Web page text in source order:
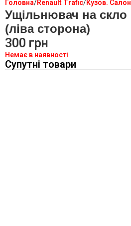
Головна Renault Trafic Кузов. Салон
Ущільнювач на скло
(ліва сторона)
300 грн
Немає в наявності
Супутні товари